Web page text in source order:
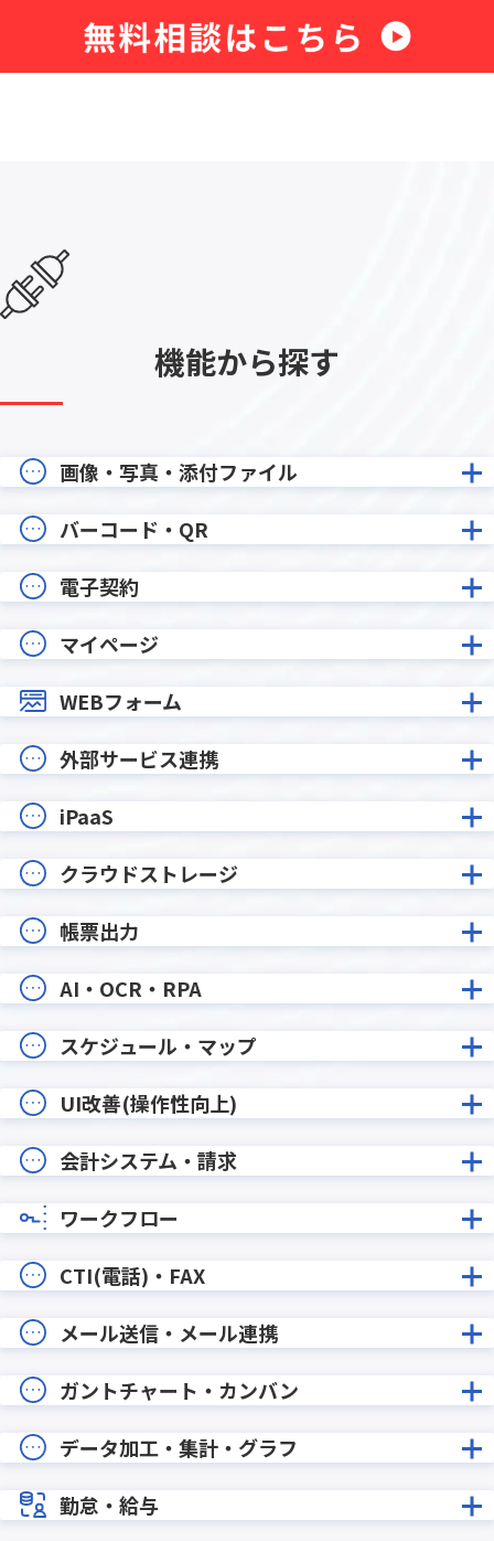
機能から探す
画像・写真・添付ファイル
バーコード・QR
電子契約
マイページ
WEBフォーム
外部サービス連携
iPaaS
クラウドストレージ
帳票出力
AI・OCR・RPA
スケジュール・マップ
UI改善(操作性向上)
会計システム・請求
ワークフロー
CTI(電話)・FAX
メール送信・メール連携
ガントチャート・カンバン
データ加工・集計・グラフ
勤怠・給与